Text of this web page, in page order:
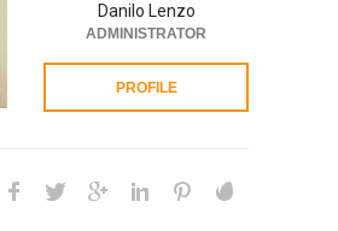
Danilo Lenzo
ADMINISTRATOR
PROFILE